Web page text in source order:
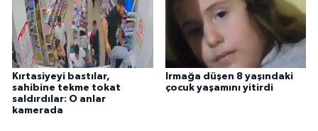
Kırtasiyeyi bastılar,
sahibine tekme tokat
saldırdılar: O anlar
kamerada
Irmağa düşen 8 yaşındaki
çocuk yaşamını yitirdi